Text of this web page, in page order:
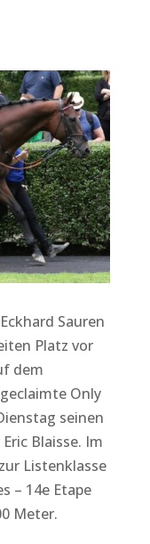
Sauren
Platz vor
dem
Only
seinen
Blaisse. Im
Listenklasse
– 14e Etape
Meter.